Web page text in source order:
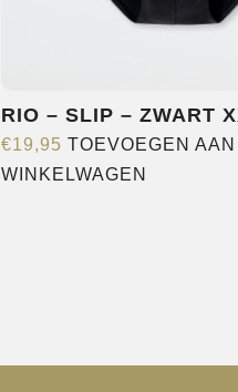
RIO – SLIP – ZWART
€19,95 TOEVOEGEN AAN
WINKELWAGEN